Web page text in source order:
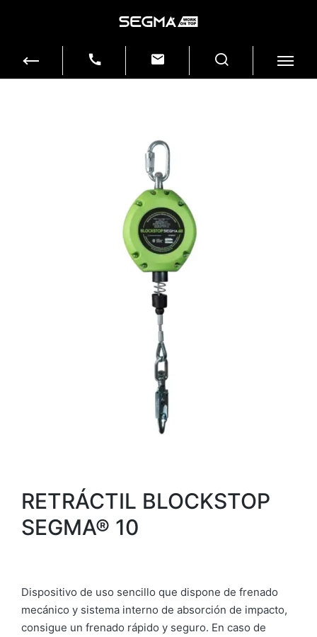
RETRÁCTIL BLOCKSTOP
SEGMA® 10
Dispositivo de uso sencillo que dispone de frenado
mecánico y sistema interno de absorción de impacto,
consigue un frenado rápido y seguro. En caso de